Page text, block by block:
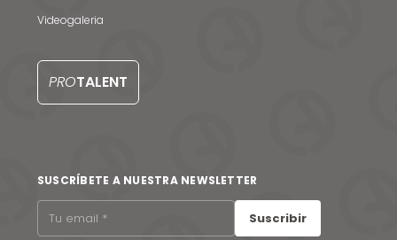
Contacto
Videogaleria
PROTALENT
SUSCRÍBETE A NUESTRA NEWSLETTER
Suscribir